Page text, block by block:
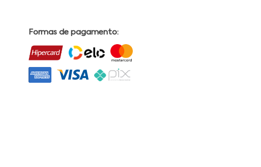
Formas de pagamento: